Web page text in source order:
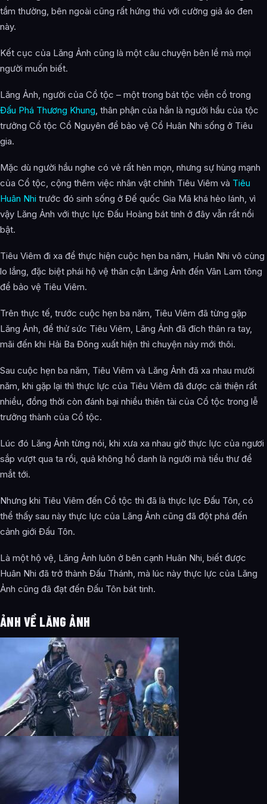
tầm thường, bên ngoài cũng rất hứng thú với cường giả áo đen
này.
Kết cục của Lăng Ảnh cũng là một câu chuyện bên lề mà mọi
người muốn biết.
Lăng Ảnh, người của Cổ tộc – một trong bát tộc viễn cổ trong
Đấu Phá Thương Khung , thân phận của hắn là người hầu của tộc
trưởng Cổ tộc Cổ Nguyên để bảo vệ Cổ Huân Nhi sống ở Tiêu
gia.
Mặc dù người hầu nghe có vẻ rất hèn mọn, nhưng sự hùng mạnh
của Cổ tộc, cộng thêm việc nhân vật chính Tiêu Viêm và Tiêu
Huân Nhi trước đó sinh sống ở Đế quốc Gia Mã khá hẻo lánh, vì
vậy Lăng Ảnh với thực lực Đấu Hoàng bát tinh ở đây vẫn rất nổi
bật.
Tiêu Viêm đi xa để thực hiện cuộc hẹn ba năm, Huân Nhi vô cùng
lo lắng, đặc biệt phái hộ vệ thân cận Lăng Ảnh đến Vân Lam tông
để bảo vệ Tiêu Viêm.
Trên thực tế, trước cuộc hẹn ba năm, Tiêu Viêm đã từng gặp
Lăng Ảnh, để thử sức Tiêu Viêm, Lăng Ảnh đã đích thân ra tay,
mãi đến khi Hải Ba Đông xuất hiện thì chuyện này mới thôi.
Sau cuộc hẹn ba năm, Tiêu Viêm và Lăng Ảnh đã xa nhau mười
năm, khi gặp lại thì thực lực của Tiêu Viêm đã được cải thiện rất
nhiều, đồng thời còn đánh bại nhiều thiên tài của Cổ tộc trong lễ
trưởng thành của Cổ tộc.
Lúc đó Lăng Ảnh từng nói, khi xưa xa nhau giờ thực lực của ngươi
sắp vượt qua ta rồi, quả không hổ danh là người mà tiểu thư để
mắt tới.
Nhưng khi Tiêu Viêm đến Cổ tộc thì đã là thực lực Đấu Tôn, có
thể thấy sau này thực lực của Lăng Ảnh cũng đã đột phá đến
cảnh giới Đấu Tôn.
Là một hộ vệ, Lăng Ảnh luôn ở bên cạnh Huân Nhi, biết được
Huân Nhi đã trở thành Đấu Thánh, mà lúc này thực lực của Lăng
Ảnh cũng đã đạt đến Đấu Tôn bát tinh.
ẢNH VỀ LĂNG ẢNH